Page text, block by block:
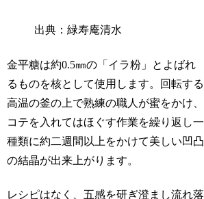
出典：緑寿庵清水
金平糖は約0.5㎜の「イラ粉」とよばれ
るものを核として使用します。回転する
高温の釜の上で熟練の職人が蜜をかけ、
コテを入れてはほぐす作業を繰り返し一
種類に約二週間以上をかけて美しい凹凸
の結晶が出来上がります。
レシピはなく、五感を研ぎ澄まし流れ落